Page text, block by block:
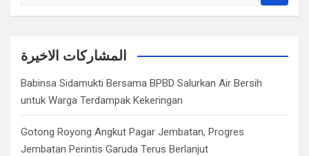
a
c
المشاركات الاخيرة
Babinsa Sidamukti Bersama BPBD Salurkan Air Bersih
untuk Warga Terdampak Kekeringan
Gotong Royong Angkut Pagar Jembatan, Progres
Jembatan Perintis Garuda Terus Berlanjut